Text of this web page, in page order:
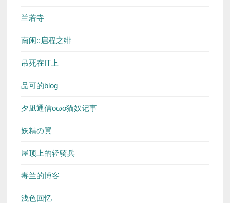
兰若寺
南闲::启程之绯
吊死在IT上
品可的blog
夕凪通信oωo猫奴记事
妖精の翼
屋顶上的轻骑兵
毒兰的博客
浅色回忆